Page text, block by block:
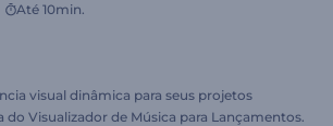
Até 10min.
visual dinâmica para seus projetos
do Visualizador de Música para Lançamentos.